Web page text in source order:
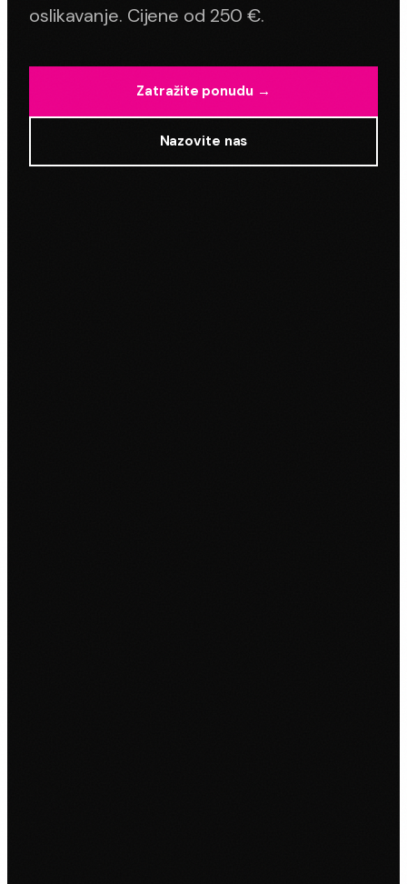
oslikavanje. Cijene od 250 €.
Zatražite ponudu →
Nazovite nas